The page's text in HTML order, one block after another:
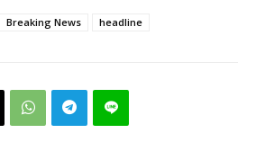
Breaking News headline